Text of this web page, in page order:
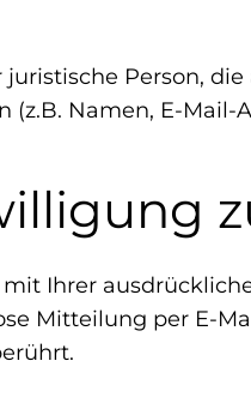
Person,
Namen, E-Mail-
Ihrer
Mitteilung per E-